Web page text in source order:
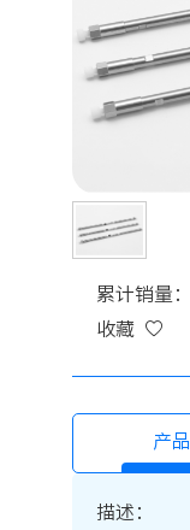
累计销量
收藏
产
描述：